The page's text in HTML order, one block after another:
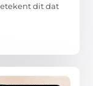
dit dat